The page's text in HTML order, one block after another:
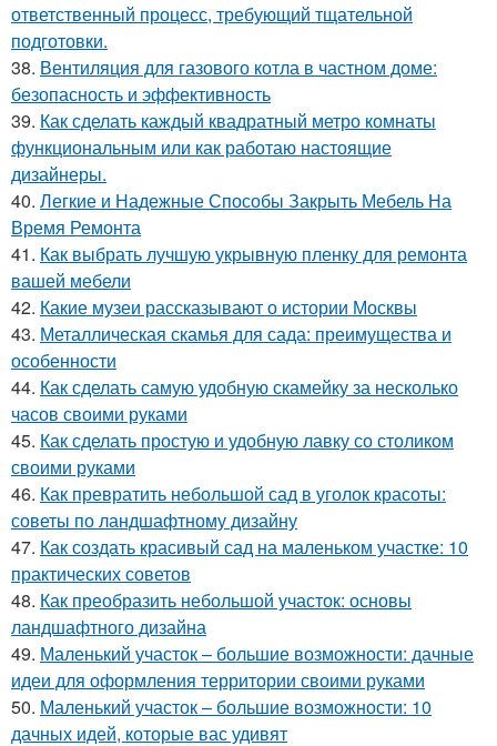
ответственный процесс, требующий тщательной
подготовки.
38. Вентиляция для газового котла в частном доме:
безопасность и эффективность
39. Как сделать каждый квадратный метро комнаты
функциональным или как работаю настоящие
дизайнеры.
40. Легкие и Надежные Способы Закрыть Мебель На
Время Ремонта
41. Как выбрать лучшую укрывную пленку для ремонта
вашей мебели
42. Какие музеи рассказывают о истории Москвы
43. Металлическая скамья для сада: преимущества и
особенности
44. Как сделать самую удобную скамейку за несколько
часов своими руками
45. Как сделать простую и удобную лавку со столиком
своими руками
46. Как превратить небольшой сад в уголок красоты:
советы по ландшафтному дизайну
47. Как создать красивый сад на маленьком участке: 10
практических советов
48. Как преобразить небольшой участок: основы
ландшафтного дизайна
49. Маленький участок – большие возможности: дачные
идеи для оформления территории своими руками
50. Маленький участок – большие возможности: 10
дачных идей, которые вас удивят